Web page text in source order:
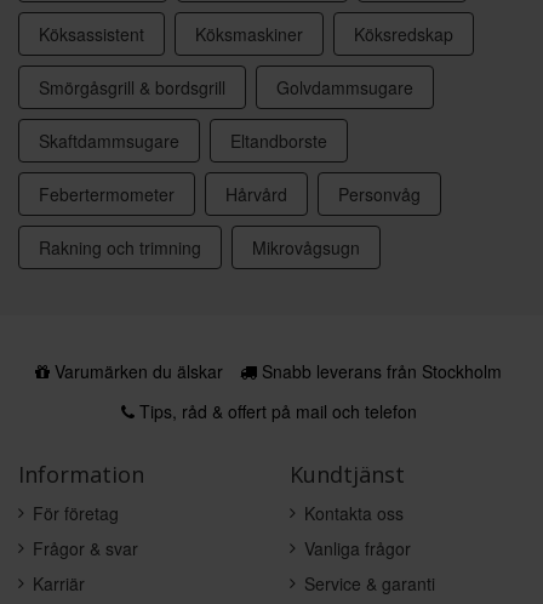
Köksassistent Köksmaskiner Köksredskap
Smörgåsgrill & bordsgrill Golvdammsugare
Skaftdammsugare Eltandborste
Febertermometer Hårvård Personvåg
Rakning och trimning Mikrovågsugn
Varumärken du älskar
Snabb leverans från Stockholm
Tips, råd & offert på mail och telefon
Information
För företag
Frågor & svar
Karriär
Kundtjänst
Kontakta oss
Vanliga frågor
Service & garanti